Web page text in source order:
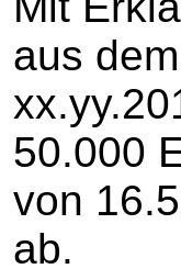
aus
50.000
von
ab.